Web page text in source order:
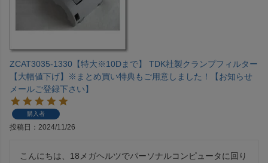
ZCAT3035-1330【特大※10Dまで】 TDK社製クランプフィルター
【大幅値下げ】※まとめ買い特典もご用意しました！【お知らせ
メールご登録下さい】
購入者
投稿日 2024/11/26
こんにちは、18メガヘルツでパーソナルコンピュータに回り